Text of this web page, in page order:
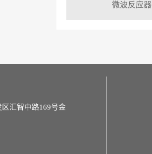
微波反应器
汇智中路169号金